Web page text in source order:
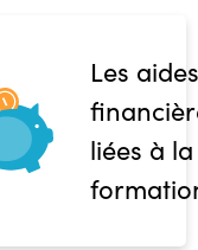
Les aides
liées à la